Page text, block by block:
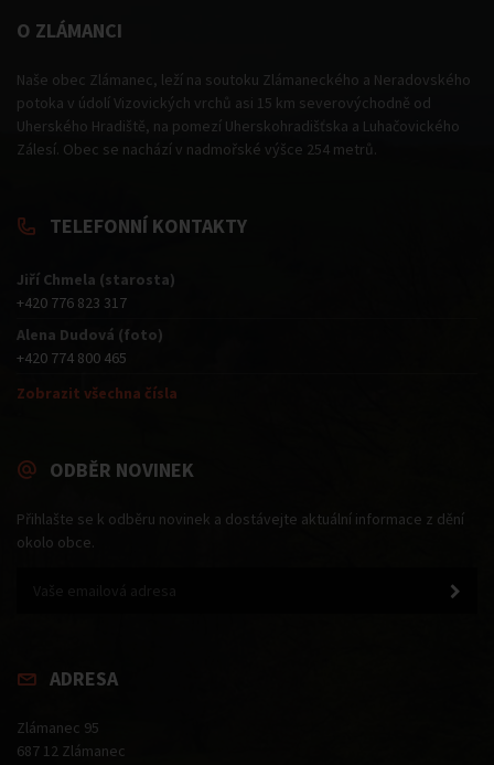
O ZLÁMANCI
Naše obec Zlámanec, leží na soutoku Zlámaneckého a Neradovského
potoka v údolí Vizovických vrchů asi 15 km severovýchodně od
Uherského Hradiště, na pomezí Uherskohradišťska a Luhačovického
Zálesí. Obec se nachází v nadmořské výšce 254 metrů.
TELEFONNÍ KONTAKTY
Jiří Chmela (starosta)
+420 776 823 317
Alena Dudová (foto)
+420 774 800 465
Zobrazit všechna čísla
ODBĚR NOVINEK
Přihlašte se k odběru novinek a dostávejte aktuální informace z dění
okolo obce.
ADRESA
Zlámanec 95
687 12 Zlámanec